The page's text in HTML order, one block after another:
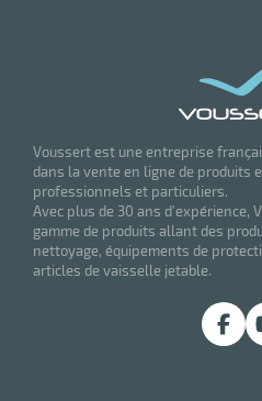
Voussert est une entreprise
dans la vente en ligne de produits
professionnels et particuliers.
Avec plus de 30 ans d'expérience,
gamme de produits allant des
nettoyage, équipements de
articles de vaisselle jetable.